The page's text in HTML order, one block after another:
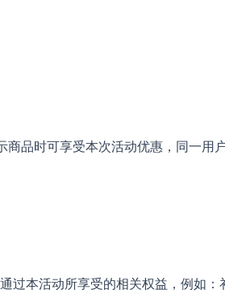
品时可享受本次活动优惠，同一用
过本活动所享受的相关权益，例如：